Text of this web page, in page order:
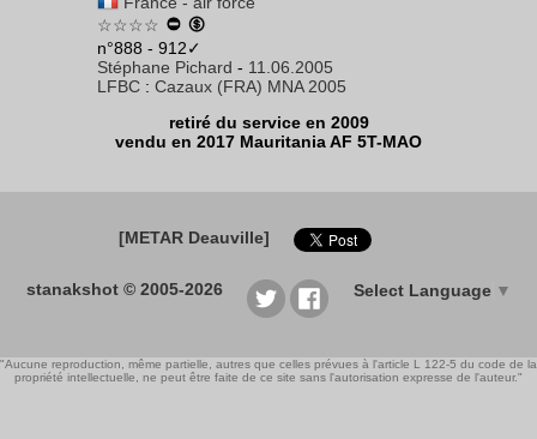
☆☆☆☆
n°888 - 912✓
Stéphane Pichard - 11.06.2005
LFBC : Cazaux (FRA) MNA 2005
retiré du service en 2009
vendu en 2017 Mauritania AF 5T-MAO
[METAR Deauville]
stanakshot © 2005-2026 Select Language ▼
"Aucune reproduction, même partielle, autres que celles prévues à l'article L 122-5 du code de la
propriété intellectuelle, ne peut être faite de ce site sans l'autorisation expresse de l'auteur."